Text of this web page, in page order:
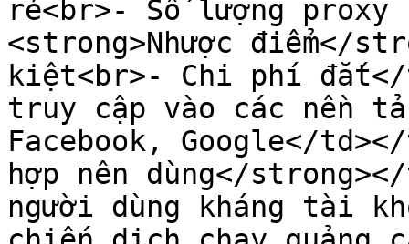
rẻ<br>- Số lượng proxy
<strong>Nhược điểm</
kiệt<br>- Chi phí đắt</
truy cập vào các nền
Facebook, Google</
hợp nên dùng</
người dùng kháng tài